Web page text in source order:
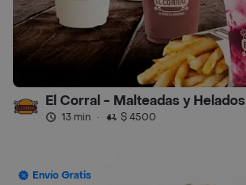
El Corral - Malteadas y Helados
13 min · $ 4500
Envío Gratis